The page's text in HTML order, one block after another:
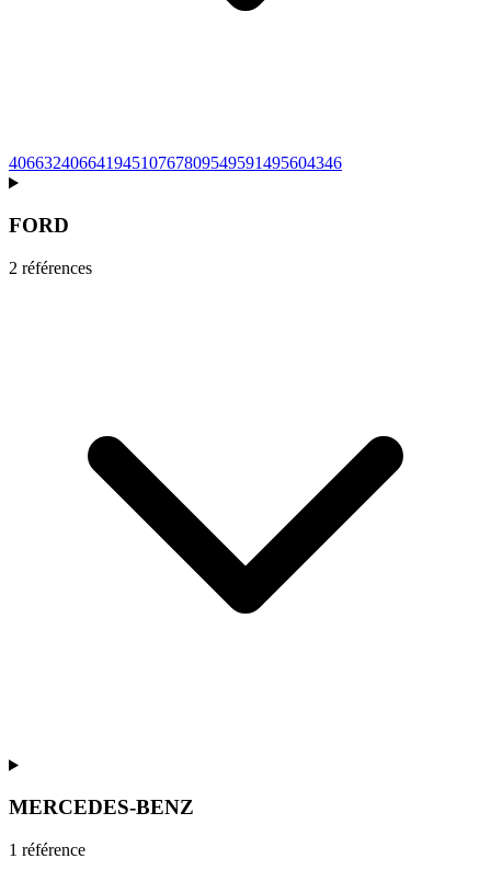
40663240664194510767809549591495604346
FORD
2 références
MERCEDES-BENZ
1 référence